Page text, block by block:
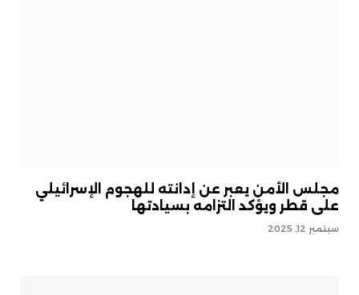
مجلس الأمن يعبر عن إدانته للهجوم الإسرائيلي
على قطر ويؤكد التزامه بسيادتها
سبتمبر 12, 2025